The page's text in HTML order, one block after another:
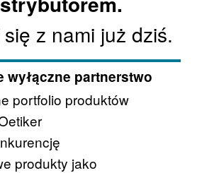
z nami już dziś.
wyłączne partnerstwo
portfolio produktów
produkty jako